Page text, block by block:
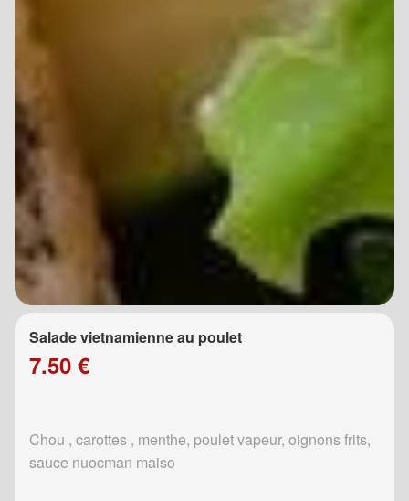
Salade vietnamienne au poulet
7.50 €
Chou , carottes , menthe, poulet vapeur, oignons frits,
sauce nuocman maiso